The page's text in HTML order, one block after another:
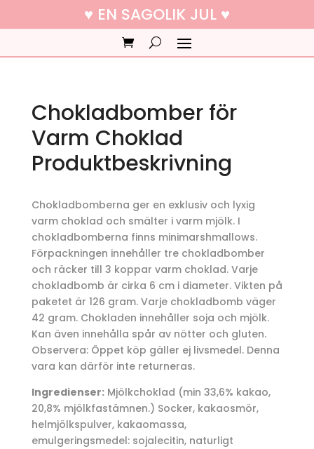
♥ EN SAGOLIK JUL ♥
Chokladbomber för
Varm Choklad
Produktbeskrivning
Chokladbomberna ger en exklusiv och lyxig
varm choklad och smälter i varm mjölk. I
chokladbomberna finns minimarshmallows.
Förpackningen innehåller tre chokladbomber
och räcker till 3 koppar varm choklad. Varje
chokladbomb är cirka 6 cm i diameter. Vikten på
paketet är 126 gram. Varje chokladbomb väger
42 gram. Chokladen innehåller soja och mjölk.
Kan även innehålla spår av nötter och gluten.
Observera: Öppet köp gäller ej livsmedel. Denna
vara kan därför inte returneras.
Ingredienser:Mjölkchoklad (min 33,6% kakao,
20,8% mjölkfastämnen.) Socker, kakaosmör,
helmjölkspulver, kakaomassa,
emulgeringsmedel: sojalecitin, naturligt